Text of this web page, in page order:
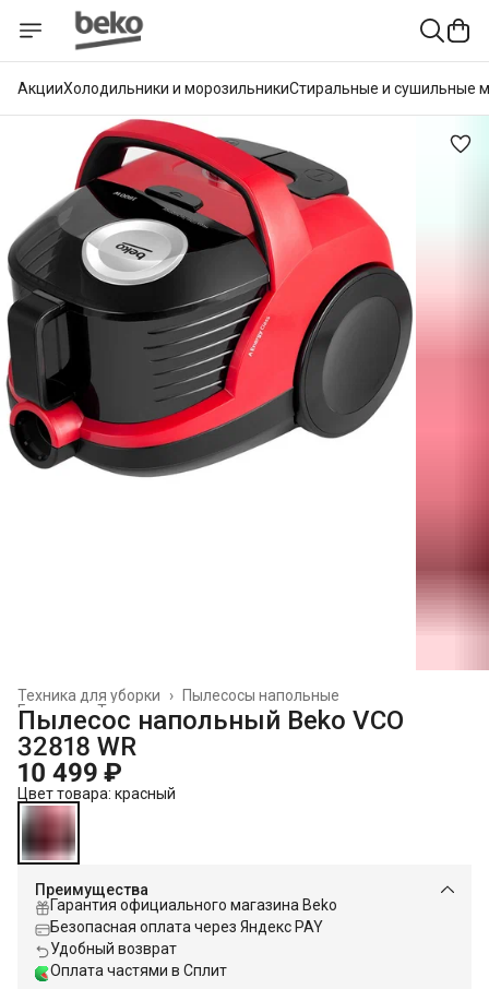
АкцииХолодильники и морозильникиСтиральные и сушильные
Пылесосы напольные
Техника для уборки
›
Техника для дома
Главная
Пылесос напольный Beko VCO
32818 WR
10 499 ₽
Цвет товара: красный
Преимущества
Гарантия официального магазина Beko
Безопасная оплата через Яндекс PAY
Удобный возврат
Оплата частями в Сплит